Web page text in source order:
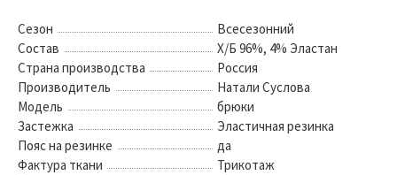
Сезон
Всесезонний
Состав
Х/Б 96%, 4% Эластан
Страна производства
Россия
Производитель
Натали Суслова
Модель
брюки
Застежка
Эластичная резинка
Пояс на резинке
да
Фактура ткани
Трикотаж